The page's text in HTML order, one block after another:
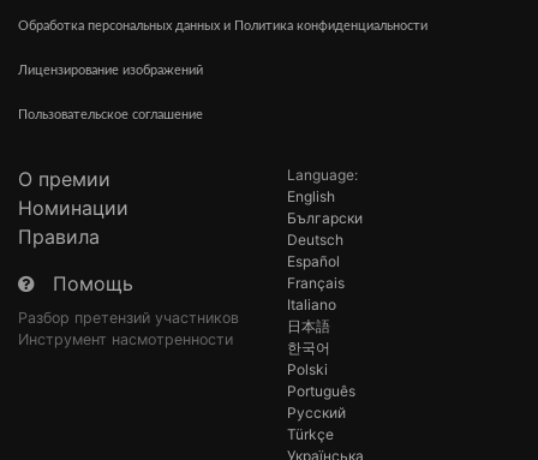
Обработка персональных данных и Политика конфиденциальности
Лицензирование изображений
Пользовательское соглашение
О премии
Номинации
Правила
Помощь
Разбор претензий участников
Инструмент насмотренности
Language:
English
Български
Deutsch
Español
Français
Italiano
日本語
한국어
Polski
Português
Русский
Türkçe
Українська